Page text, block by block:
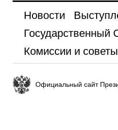
Новости
Государственный
Комиссии и советы
Официальный сайт